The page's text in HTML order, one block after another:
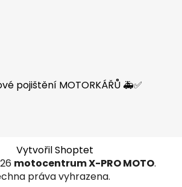
pojištění MOTORKÁŘŮ 🚑✅
Vytvořil Shoptet
motocentrum X-PRO MOTO.
práva vyhrazena.